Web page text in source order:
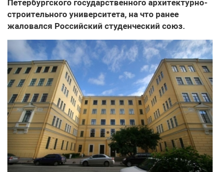
Петербургского государственного архитектурно-
строительного университета, на что ранее
жаловался Российский студенческий союз.